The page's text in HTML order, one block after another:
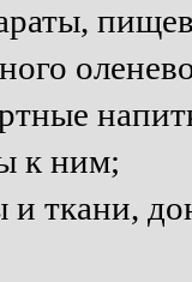
к ним;
и ткани,